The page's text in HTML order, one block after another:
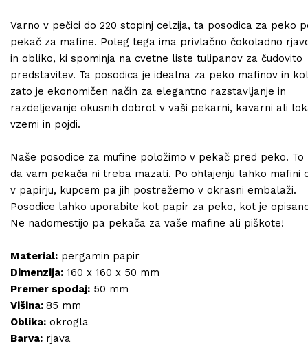
Varno v pečici do 220 stopinj celzija, ta posodica za peko
pekač za mafine. Poleg tega ima privlačno čokoladno
in obliko, ki spominja na cvetne liste tulipanov za čudovito
predstavitev. Ta posodica je idealna za peko mafinov in
zato je ekonomičen način za elegantno razstavljanje in
razdeljevanje okusnih dobrot v vaši pekarni, kavarni ali
vzemi in pojdi.
Naše posodice za mufine položimo v pekač pred peko. To
da vam pekača ni treba mazati. Po ohlajenju lahko mafini
v papirju, kupcem pa jih postrežemo v okrasni embalaži.
Posodice lahko uporabite kot papir za peko, kot je
Ne nadomestijo pa pekača za vaše mafine ali piškote!
Material: pergamin papir
Dimenzija: 160 x 160 x 50 mm
Premer spodaj: 50 mm
Višina: 85 mm
Oblika: okrogla
Barva: rjava